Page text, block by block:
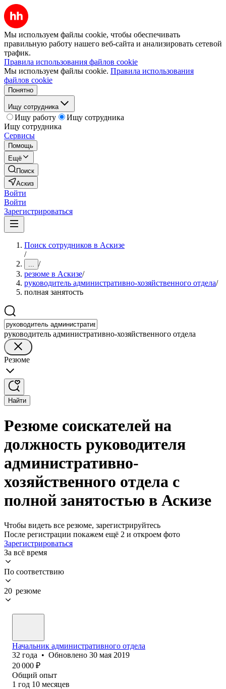
Мы используем файлы cookie, чтобы обеспечивать
правильную работу нашего веб-сайта и анализировать сетевой
трафик.
Правила использования файлов cookie
Мы используем файлы cookie. Правила использования
файлов cookie
Понятно
Ищу сотрудника
Ищу работу
Ищу сотрудника
Ищу сотрудника
Сервисы
Помощь
Ещё
Поиск
Аскиз
Войти
Войти
Зарегистрироваться
Поиск сотрудников в Аскизе
/
... /
резюме в Аскизе/
руководитель административно-хозяйственного отдела/
полная занятость
руководитель административно-хозяйственного отдела
Резюме
Найти
Резюме соискателей на
должность руководителя
административно-
хозяйственного отдела с
полной занятостью в Аскизе
Чтобы видеть все резюме, зарегистрируйтесь
После регистрации покажем ещё 2 и откроем фото
Зарегистрироваться
За всё время
По соответствию
20 резюме
Начальник административного отдела
32 года • Обновлено 30 мая 2019
20 000 ₽
Общий опыт
1 год 10 месяцев